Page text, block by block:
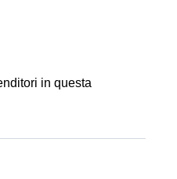
in questa